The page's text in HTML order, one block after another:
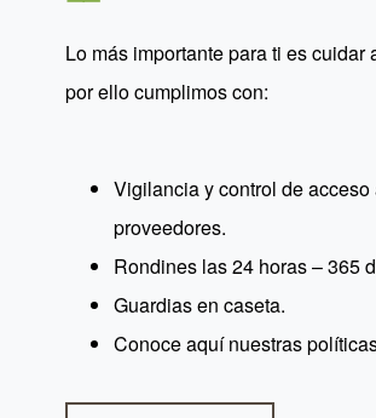
Lo más importante para ti es cuidar
por ello cumplimos con:
Vigilancia y control de
proveedores.
Rondines las 24 horas – 365
Guardias en caseta.
Conoce aquí nuestras